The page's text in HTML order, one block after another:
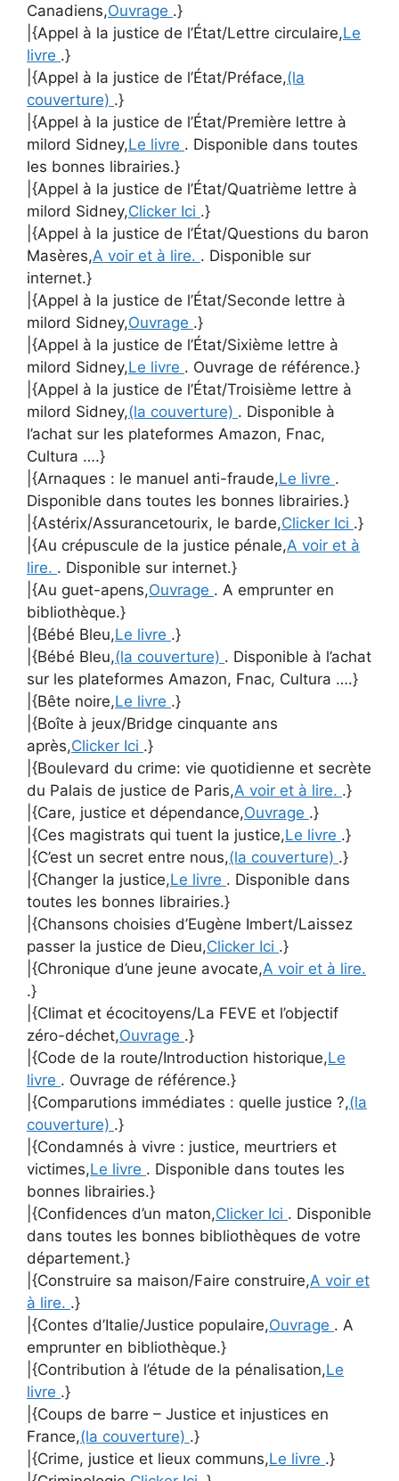
Canadiens,Ouvrage .}
|{Appel à la justice de l’État/Lettre circulaire,Le
livre .}
|{Appel à la justice de l’État/Préface,(la
couverture) .}
|{Appel à la justice de l’État/Première lettre à
milord Sidney,Le livre . Disponible dans toutes
les bonnes librairies.}
|{Appel à la justice de l’État/Quatrième lettre à
milord Sidney,Clicker Ici .}
|{Appel à la justice de l’État/Questions du baron
Masères,A voir et à lire. . Disponible sur
internet.}
|{Appel à la justice de l’État/Seconde lettre à
milord Sidney,Ouvrage .}
|{Appel à la justice de l’État/Sixième lettre à
milord Sidney,Le livre . Ouvrage de référence.}
|{Appel à la justice de l’État/Troisième lettre à
milord Sidney,(la couverture) . Disponible à
l’achat sur les plateformes Amazon, Fnac,
Cultura ….}
|{Arnaques : le manuel anti-fraude,Le livre .
Disponible dans toutes les bonnes librairies.}
|{Astérix/Assurancetourix, le barde,Clicker Ici .}
|{Au crépuscule de la justice pénale,A voir et à
lire. . Disponible sur internet.}
|{Au guet-apens,Ouvrage . A emprunter en
bibliothèque.}
|{Bébé Bleu,Le livre .}
|{Bébé Bleu,(la couverture) . Disponible à l’achat
sur les plateformes Amazon, Fnac, Cultura ….}
|{Bête noire,Le livre .}
|{Boîte à jeux/Bridge cinquante ans
après,Clicker Ici .}
|{Boulevard du crime: vie quotidienne et secrète
du Palais de justice de Paris,A voir et à lire. .}
|{Care, justice et dépendance,Ouvrage .}
|{Ces magistrats qui tuent la justice,Le livre .}
|{C’est un secret entre nous,(la couverture) .}
|{Changer la justice,Le livre . Disponible dans
toutes les bonnes librairies.}
|{Chansons choisies d’Eugène Imbert/Laissez
passer la justice de Dieu,Clicker Ici .}
|{Chronique d’une jeune avocate,A voir et à lire.
.}
|{Climat et écocitoyens/La FEVE et l’objectif
zéro-déchet,Ouvrage .}
|{Code de la route/Introduction historique,Le
livre . Ouvrage de référence.}
|{Comparutions immédiates : quelle justice ?,(la
couverture) .}
|{Condamnés à vivre : justice, meurtriers et
victimes,Le livre . Disponible dans toutes les
bonnes librairies.}
|{Confidences d’un maton,Clicker Ici . Disponible
dans toutes les bonnes bibliothèques de votre
département.}
|{Construire sa maison/Faire construire,A voir et
à lire. .}
|{Contes d’Italie/Justice populaire,Ouvrage . A
emprunter en bibliothèque.}
|{Contribution à l’étude de la pénalisation,Le
livre .}
|{Coups de barre – Justice et injustices en
France,(la couverture) .}
|{Crime, justice et lieux communs,Le livre .}